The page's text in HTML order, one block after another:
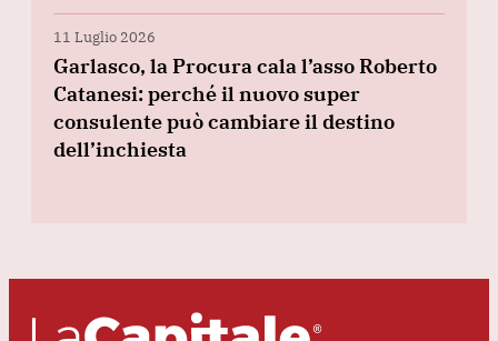
11 Luglio 2026
Garlasco, la Procura cala l’asso Roberto
Catanesi: perché il nuovo super
consulente può cambiare il destino
dell’inchiesta